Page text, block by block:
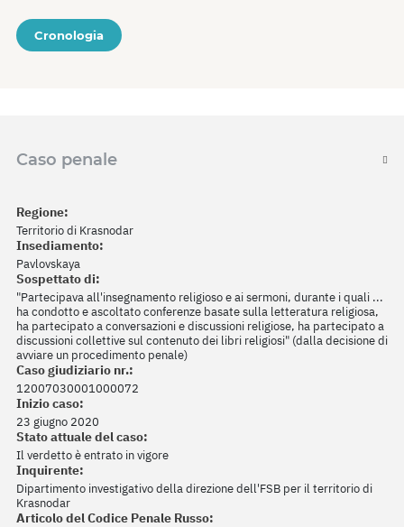
Cronologia
Caso penale
Regione:
Territorio di Krasnodar
Insediamento:
Pavlovskaya
Sospettato di:
"Partecipava all'insegnamento religioso e ai sermoni, durante i quali ...
ha condotto e ascoltato conferenze basate sulla letteratura religiosa,
ha partecipato a conversazioni e discussioni religiose, ha partecipato a
discussioni collettive sul contenuto dei libri religiosi" (dalla decisione di
avviare un procedimento penale)
Caso giudiziario nr.:
12007030001000072
Inizio caso:
23 giugno 2020
Stato attuale del caso:
Il verdetto è entrato in vigore
Inquirente:
Dipartimento investigativo della direzione dell'FSB per il territorio di
Krasnodar
Articolo del Codice Penale Russo: